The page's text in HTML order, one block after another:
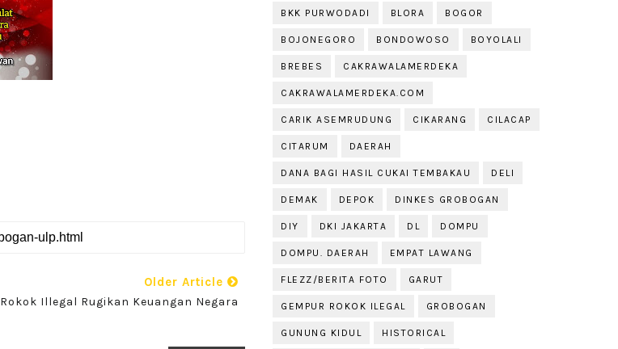
Older Article
Rokok Illegal Rugikan Keuangan Negara
BKK PURWODADI BLORA BOGOR
BOJONEGORO BONDOWOSO BOYOLALI
BREBES CAKRAWALAMERDEKA
CAKRAWALAMERDEKA.COM
CARIK ASEMRUDUNG CIKARANG CILACAP
CITARUM DAERAH
DANA BAGI HASIL CUKAI TEMBAKAU DELI
DEMAK DEPOK DINKES GROBOGAN
DIY DKI JAKARTA DL DOMPU
DOMPU. DAERAH EMPAT LAWANG
FLEZZ/BERITA FOTO GARUT
GEMPUR ROKOK ILEGAL GROBOGAN
GUNUNG KIDUL HISTORICAL